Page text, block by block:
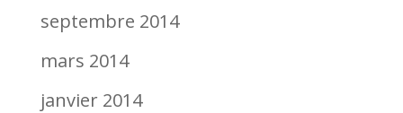
septembre 2014
mars 2014
janvier 2014